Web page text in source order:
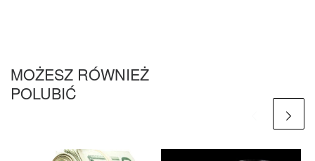
MOŻESZ RÓWNIEŻ
POLUBIĆ